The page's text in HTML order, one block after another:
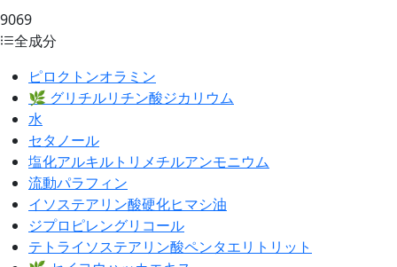
9069
全成分
ピロクトンオラミン
🌿 グリチルリチン酸ジカリウム
水
セタノール
塩化アルキルトリメチルアンモニウム
流動パラフィン
イソステアリン酸硬化ヒマシ油
ジプロピレングリコール
テトライソステアリン酸ペンタエリトリット